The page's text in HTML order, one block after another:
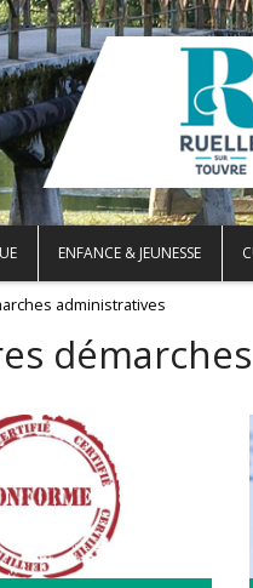
ENFANCE & JEUNESSE
administratives